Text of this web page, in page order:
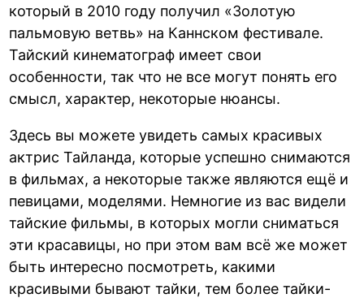
который в 2010 году получил «Золотую
пальмовую ветвь» на Каннском фестивале.
Тайский кинематограф имеет свои
особенности, так что не все могут понять его
смысл, характер, некоторые нюансы.
Здесь вы можете увидеть самых красивых
актрис Тайланда, которые успешно снимаются
в фильмах, а некоторые также являются ещё и
певицами, моделями. Немногие из вас видели
тайские фильмы, в которых могли сниматься
эти красавицы, но при этом вам всё же может
быть интересно посмотреть, какими
красивыми бывают тайки, тем более тайки-